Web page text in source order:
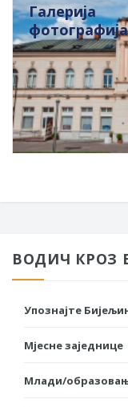
Галерија
фотографија
ВОДИЧ КРОЗ
Упознајте
Мјесне заједнице
Млади/